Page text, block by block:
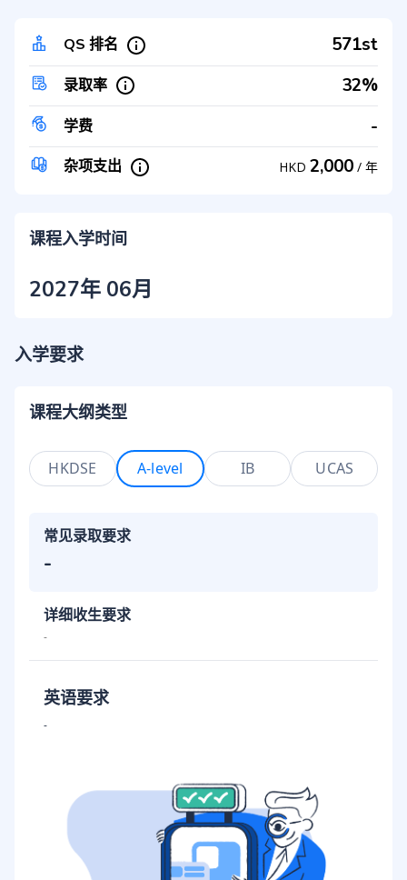
QS 排名 571st
录取率 32%
学费 -
杂项支出 HKD 2,000 / 年
课程入学时间
2027年 06月
入学要求
课程大纲类型
HKDSE A-level IB UCAS
常见录取要求
-
详细收生要求
-
英语要求
-